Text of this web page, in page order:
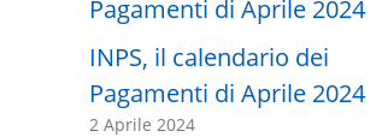
INPS, il calendario dei
Pagamenti di Aprile 2024
2 Aprile 2024